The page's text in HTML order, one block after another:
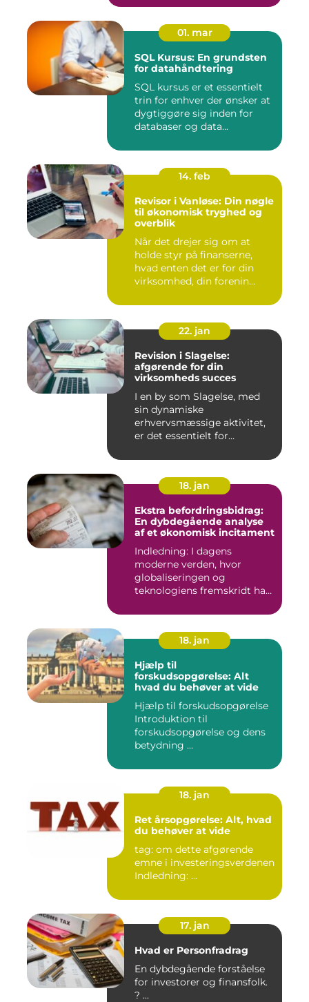
01. mar
SQL Kursus: En grundsten
for datahåndtering
SQL kursus er et essentielt
trin for enhver der ønsker at
dygtiggøre sig inden for
databaser og data...
14. feb
Revisor i Vanløse: Din nøgle
til økonomisk tryghed og
overblik
Når det drejer sig om at
holde styr på finanserne,
hvad enten det er for din
virksomhed, din forenin...
22. jan
Revision i Slagelse:
afgørende for din
virksomheds succes
I en by som Slagelse, med
sin dynamiske
erhvervsmæssige aktivitet,
er det essentielt for
18. jan
Ekstra befordringsbidrag:
En dybdegående analyse
af et økonomisk incitament
Indledning: I dagens
moderne verden, hvor
globaliseringen og
teknologiens fremskridt har
18. jan
Hjælp til
forskudsopgørelse: Alt
hvad du behøver at vide
Hjælp til forskudsopgørelse
Introduktion til
forskudsopgørelse og dens
betydning ...
18. jan
Ret årsopgørelse: Alt, hvad
du behøver at vide
tag: om dette afgørende
emne i investeringsverdenen
Indledning: ...
17. jan
Hvad er Personfradrag
En dybdegående forståelse
for investorer og finansfolk.
? ...